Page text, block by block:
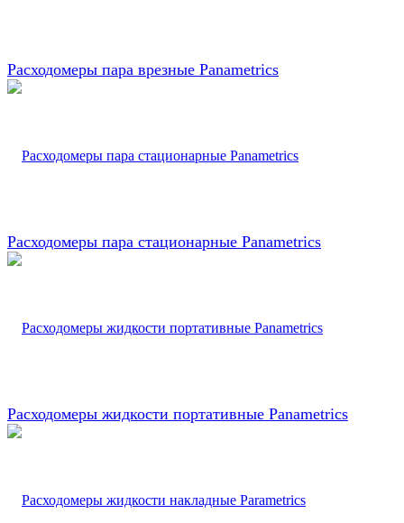
Расходомеры пара врезные Panametrics
Расходомеры пара стационарные Panametrics
Расходомеры жидкости портативные Panametrics